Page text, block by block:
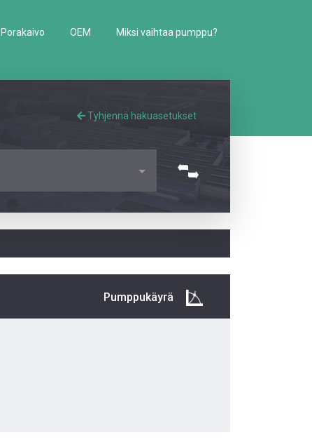
Porakaivo OEM Miksi vaihtaa pumppu?
Tyhjennä hakuasetukset
Pumppukäyrä